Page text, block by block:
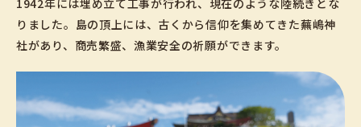
1942年には埋め立て工事が行われ、現在のような陸続きとな
りました。島の頂上には、古くから信仰を集めてきた蕪嶋神
社があり、商売繁盛、漁業安全の祈願ができます。